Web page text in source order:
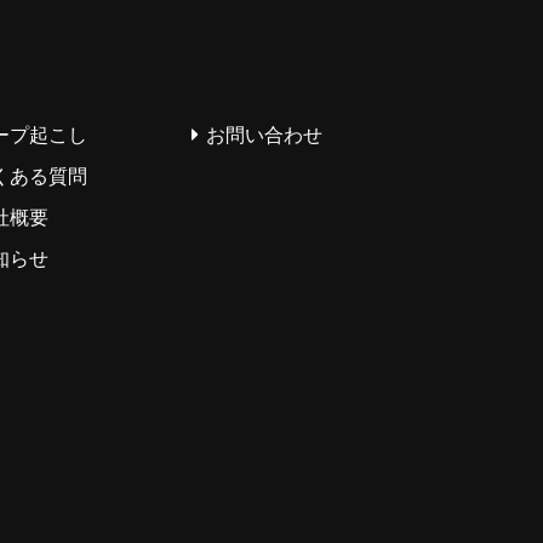
プ起こし
ある質問
概要
らせ
お問い合わせ